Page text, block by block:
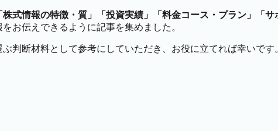
株式情報の特徴・質」「投資実績」「料金コース・プラン」「サ
お伝えできるように記事を集めました。
判断材料として参考にしていただき、お役に立てれば幸いです